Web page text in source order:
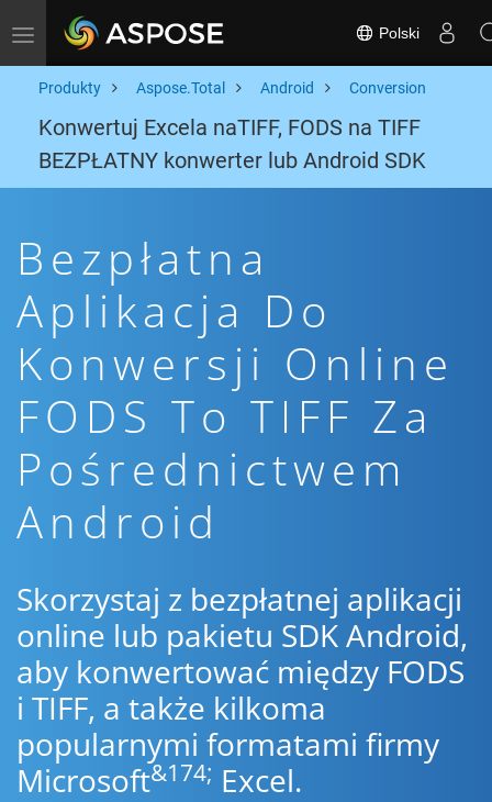
Toggle navigation Polski
Produkty Aspose.Total Android Conversion
Konwertuj Excela naTIFF, FODS na TIFF
BEZPŁATNY konwerter lub Android SDK
Bezpłatna
Aplikacja Do
Konwersji Online
FODS To TIFF Za
Pośrednictwem
Android
Skorzystaj z bezpłatnej aplikacji
online lub pakietu SDK Android,
aby konwertować między FODS
i TIFF, a także kilkoma
popularnymi formatami firmy
Microsoft&174; Excel.